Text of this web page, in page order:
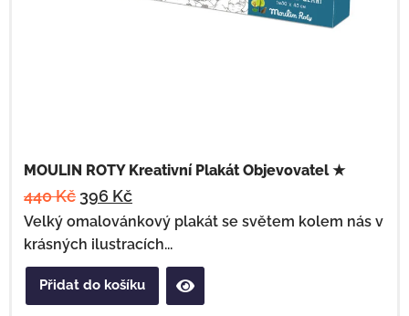
MOULIN ROTY Kreativní Plakát Objevovatel ★
440Kč 396 Kč
Velký omalovánkový plakát se světem kolem nás v
krásných ilustracích...
Přidat do košíku